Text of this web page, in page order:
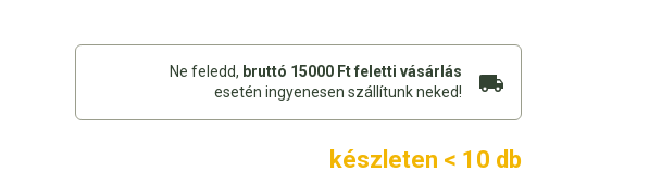
Ne feledd, bruttó 15000 Ft feletti vásárlás
esetén ingyenesen szállítunk neked!
készleten < 10 db